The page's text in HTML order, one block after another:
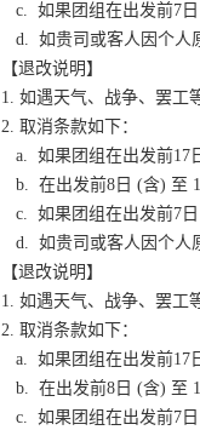
c. 如果团组在出发前7日
d. 如贵司或客人因个人
【退改说明】
1. 如遇天气、战争、罢工
2. 取消条款如下：
a. 如果团组在出发前17
b. 在出发前8日 (含) 至
c. 如果团组在出发前7日
d. 如贵司或客人因个人
【退改说明】
1. 如遇天气、战争、罢工
2. 取消条款如下：
a. 如果团组在出发前17
b. 在出发前8日 (含) 至
c. 如果团组在出发前7日